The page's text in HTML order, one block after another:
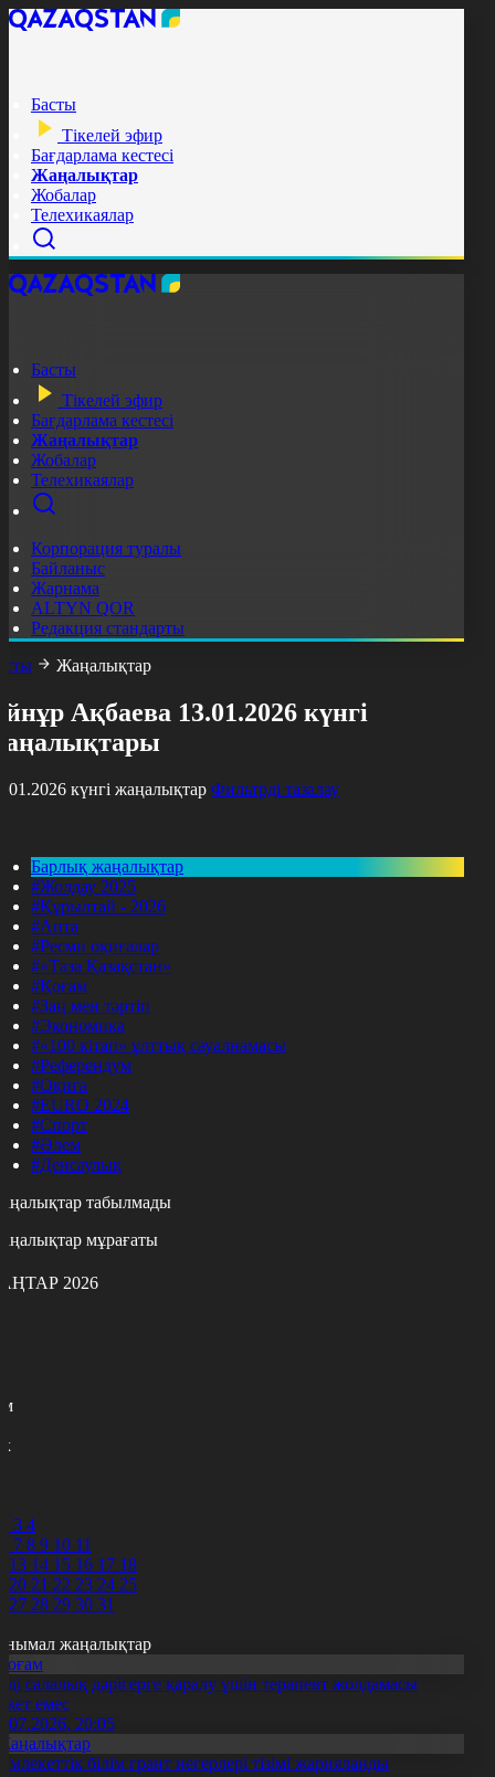
Басты
Тікелей эфир
Бағдарлама кестесі
Жаңалықтар
Жобалар
Телехикаялар
Басты
Тікелей эфир
Бағдарлама кестесі
Жаңалықтар
Жобалар
Телехикаялар
Корпорация туралы
Байланыс
Жарнама
ALTYN QOR
Редакция стандарты
Жаңалықтар
Ақбаева 13.01.2026 күнгі
күнгі жаңалықтар Фильтрді тазалау
Барлық жаңалықтар
#Жолдау 2025
#Құрылтай - 2026
#Апта
#Ресми оқиғалар
#«Таза Қазақстан»
#Қоғам
#Заң мен тәртіп
#Экономика
#«100 кітап» ұлттық сауалнамасы
#Референдум
#Оқиға
#EURO 2024
#Спорт
#Әлем
#Денсаулық
табылмады
мұрағаты
2026
3 4
7 8 9 10 11
13 14 15 16 17 18
20 21 22 23 24 25
27 28 29 30 31
жаңалықтар
салалық дәрігерге қаралу үшін терапевт жолдамасы
емес
20:05
білім грант иегерлері тізімі жарияланды